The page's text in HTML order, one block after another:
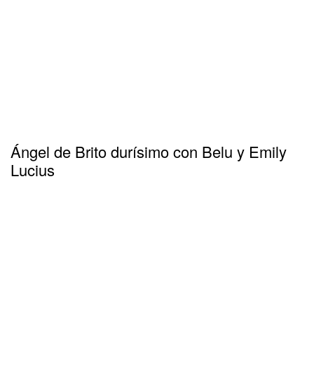
Ángel de Brito durísimo con Belu y Emily
Lucius